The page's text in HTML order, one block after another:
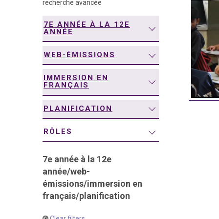
recherche avancée
7E ANNÉE À LA 12E
ANNÉE
WEB-ÉMISSIONS
IMMERSION EN
FRANÇAIS
PLANIFICATION
RÔLES
7e année à la 12e
année/web-
émissions/immersion en
français/planification